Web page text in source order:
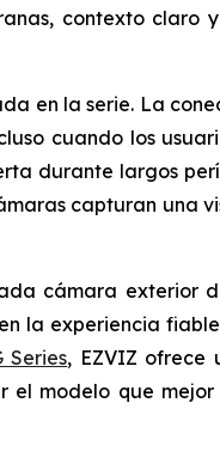
contexto claro
en la serie. La
cuando los
durante largos
capturan una
cámara exterior
la experiencia
Series, EZVIZ ofrece
el modelo que